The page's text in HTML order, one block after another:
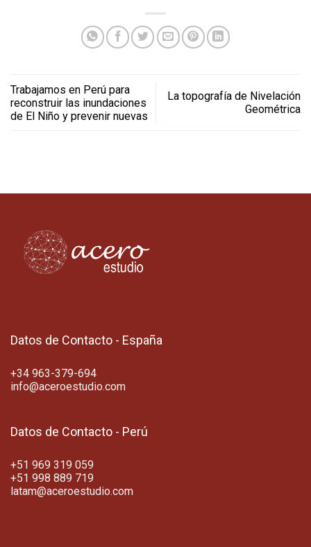
Trabajamos en Perú para
reconstruir las inundaciones
de El Niño y prevenir nuevas
La topografía de Nivelación
Geométrica
Datos de Contacto - España
+34 963-379-694
info@aceroestudio.com
Datos de Contacto - Perú
+51 969 319 059
+51 998 889 719
latam@aceroestudio.com